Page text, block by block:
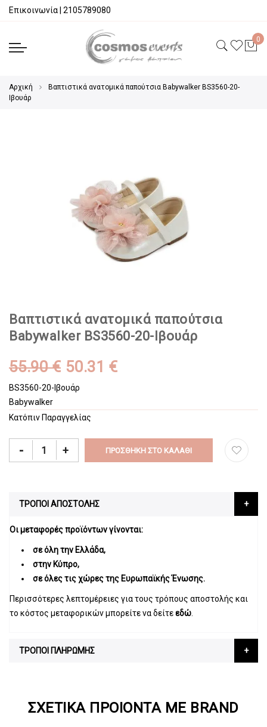
Επικοινωνία 2105789080
Αρχική
Βαπτιστικά ανατομικά παπούτσια Babywalker BS3560-20-
Ιβουάρ
Βαπτιστικά ανατομικά παπούτσια
Babywalker BS3560-20-Ιβουάρ
50.31 €
55.90 €
BS3560-20-Ιβουάρ
Babywalker
Κατόπιν Παραγγελίας
- + ΠΡΟΣΘΉΚΗ ΣΤΟ ΚΑΛΆΘΙ
ΤΡΟΠΟΙ ΑΠΟΣΤΟΛΗΣ
Οι μεταφορές προϊόντων γίνονται:
σε όλη την Ελλάδα,
στην Κύπρο,
σε όλες τις χώρες της Ευρωπαϊκής Ένωσης.
Περισσότερες λεπτομέρειες για τους τρόπους αποστολής και
το κόστος μεταφορικών μπορείτε να δείτεεδώ
ΤΡΟΠΟΙ ΠΛΗΡΩΜΗΣ
ΣΧΕΤΙΚΆ ΠΡΟΙΌΝΤΑ ΜΕ BRAND